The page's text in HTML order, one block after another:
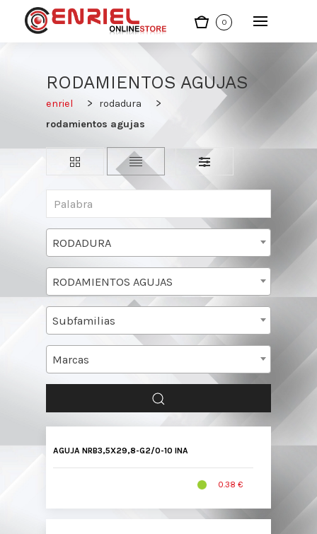
0
RODAMIENTOS AGUJAS
enriel
rodadura
rodamientos agujas
RODADURA
RODAMIENTOS AGUJAS
Subfamilias
Marcas
AGUJA NRB3,5X29,8-G2/0-10 INA
0.38 €